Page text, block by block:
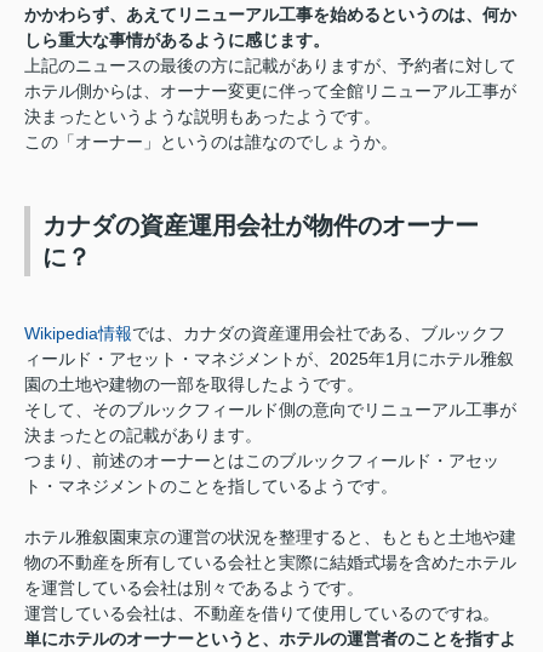
かかわらず、あえてリニューアル工事を始めるというのは、何か
しら重大な事情があるように感じます。
上記のニュースの最後の方に記載がありますが、予約者に対して
ホテル側からは、オーナー変更に伴って全館リニューアル工事が
決まったというような説明もあったようです。
この「オーナー」というのは誰なのでしょうか。
カナダの資産運用会社が物件のオーナー
に？
Wikipedia情報では、カナダの資産運用会社である、ブルックフ
ィールド・アセット・マネジメントが、2025年1月にホテル雅叙
園の土地や建物の一部を取得したようです。
そして、そのブルックフィールド側の意向でリニューアル工事が
決まったとの記載があります。
つまり、前述のオーナーとはこのブルックフィールド・アセッ
ト・マネジメントのことを指しているようです。
ホテル雅叙園東京の運営の状況を整理すると、もともと土地や建
物の不動産を所有している会社と実際に結婚式場を含めたホテル
を運営している会社は別々であるようです。
運営している会社は、不動産を借りて使用しているのですね。
単にホテルのオーナーというと、ホテルの運営者のことを指すよ